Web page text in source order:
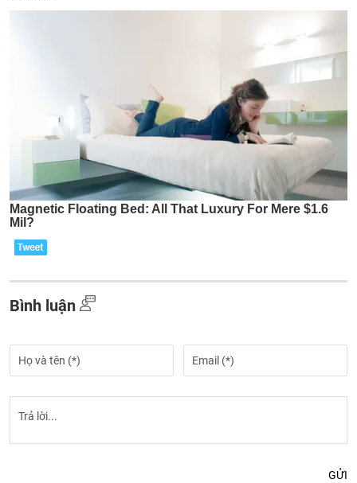
Bình luận
GỬI